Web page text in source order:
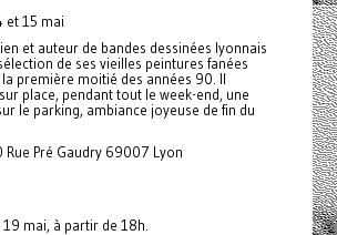
et 15 mai
et auteur de bandes dessinées lyonnais
de ses vieilles peintures fanées
première moitié des années 90. Il
place, pendant tout le week-end, une
le parking, ambiance joyeuse de fin du
Pré Gaudry 69007 Lyon
mai, à partir de 18h.